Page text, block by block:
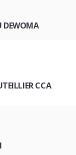
DEWOMA
CCA